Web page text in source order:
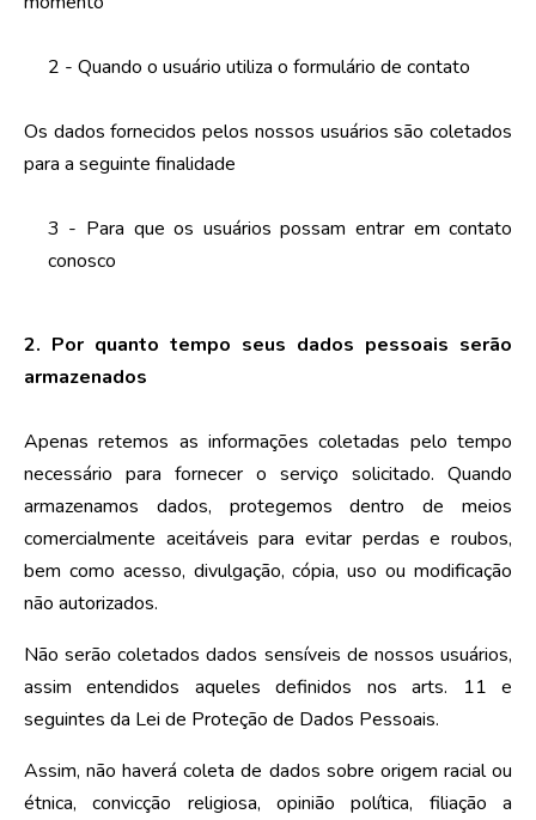
2 - Quando o usuário utiliza o formulário de contato
Os dados fornecidos pelos nossos usuários são coletados
para a seguinte finalidade
3 - Para que os usuários possam entrar em contato
conosco
2. Por quanto tempo seus dados pessoais serão
armazenados
Apenas retemos as informações coletadas pelo tempo
necessário para fornecer o serviço solicitado. Quando
armazenamos dados, protegemos dentro de meios
comercialmente aceitáveis ​​para evitar perdas e roubos,
bem como acesso, divulgação, cópia, uso ou modificação
não autorizados.
Não serão coletados dados sensíveis de nossos usuários,
assim entendidos aqueles definidos nos arts. 11 e
seguintes da Lei de Proteção de Dados Pessoais.
Assim, não haverá coleta de dados sobre origem racial ou
étnica, convicção religiosa, opinião política, filiação a